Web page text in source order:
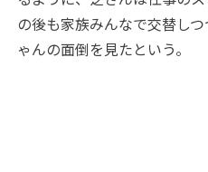
の後も家族みんなで交替し
ゃんの面倒を見たという。